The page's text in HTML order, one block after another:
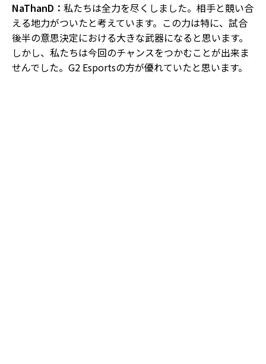
NaThanD： 私たちは全力を尽くしました。相手と競い合
える地力がついたと考えています。この力は特に、試合
後半の意思決定における大きな武器になると思います。
しかし、私たちは今回のチャンスをつかむことが出来ま
せんでした。G2 Esportsの方が優れていたと思います。